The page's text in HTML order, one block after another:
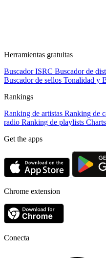
Herramientas gratuitas
Buscador ISRC Buscador de
Buscador de sellos Tonalidad y
Rankings
Ranking de artistas Ranking de
radio Ranking de playlists Charts
Get the apps
Chrome extension
Conecta